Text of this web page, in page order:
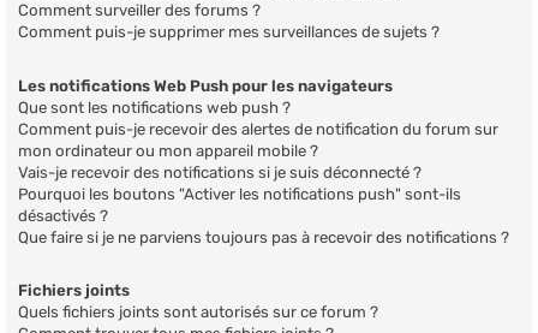
Comment surveiller des forums ?
Comment puis-je supprimer mes surveillances de sujets ?
Les notifications Web Push pour les navigateurs
Que sont les notifications web push ?
Comment puis-je recevoir des alertes de notification du forum sur
mon ordinateur ou mon appareil mobile ?
Vais-je recevoir des notifications si je suis déconnecté ?
Pourquoi les boutons "Activer les notifications push" sont-ils
désactivés ?
Que faire si je ne parviens toujours pas à recevoir des notifications ?
Fichiers joints
Quels fichiers joints sont autorisés sur ce forum ?